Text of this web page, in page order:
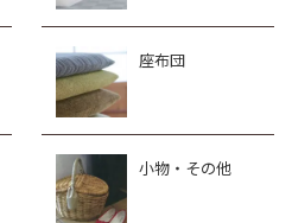
座布団
小物・その他